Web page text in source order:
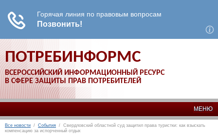
ПОТРЕБИНФОРМС
ВСЕРОССИЙСКИЙ ИНФОРМАЦИОННЫЙ РЕСУРС
В СФЕРЕ ЗАЩИТЫ ПРАВ ПОТРЕБИТЕЛЕЙ
МЕНЮ
Все новости / События / Свердловский областной суд защитил права туристки: как взыскать
компенсацию за испорченный отдых